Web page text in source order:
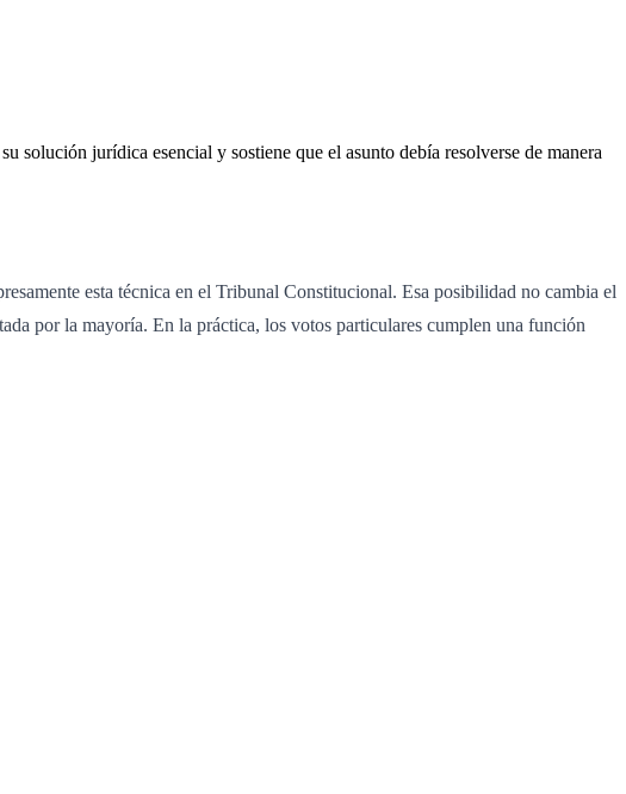
jurídica esencial y sostiene que el asunto debía resolverse de manera
esta técnica en el Tribunal Constitucional. Esa posibilidad no cambia el
por la mayoría. En la práctica, los votos particulares cumplen una función